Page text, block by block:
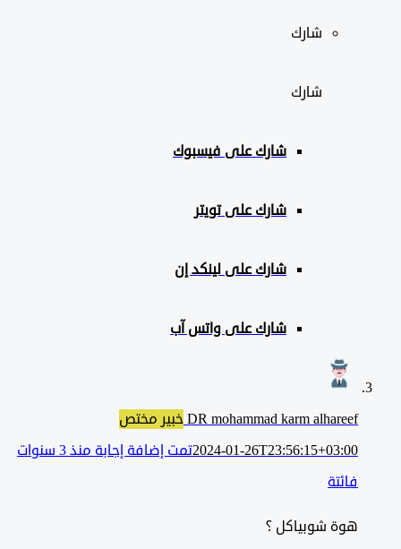
شارك
شارك علىفيسبوك
شارك على تويتر
شارك على لينكد إن
شارك على واتس آب
DR mohammad karm alhareefخبير مختص
2024-01-26T23:56:15+03:00
تمت إضافة إجابة منذ 3 سنوات
هوة شوبياكل ؟